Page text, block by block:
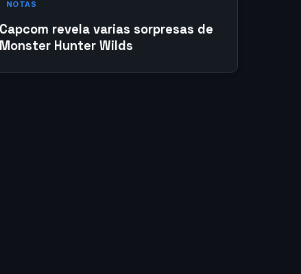
NOTAS
Capcom revela varias sorpresas de
Monster Hunter Wilds